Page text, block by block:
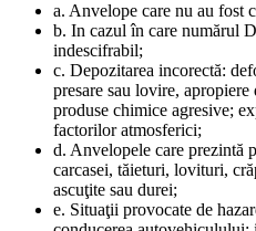
a. Anvelope care nu au fost
b. In cazul în care numărul
indescifrabil;
c. Depozitarea incorectă:
presare sau lovire,
produse chimice agresive;
factorilor atmosferici;
d. Anvelopele care prezintă
carcasei, tăieturi, lovituri,
ascuţite sau durei;
e. Situaţii provocate de